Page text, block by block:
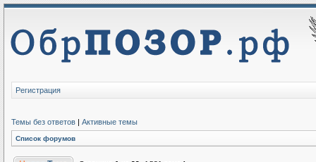
Регистрация
Темы без ответов | Активные темы
Список форумов